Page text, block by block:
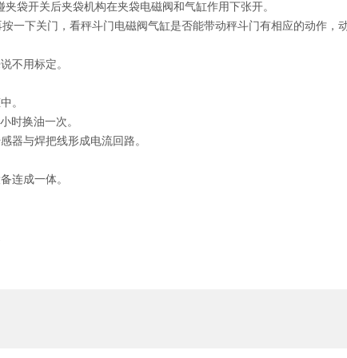
袋开关后夹袋机构在夹袋电磁阀和气缸作用下张开。
一下关门，看秤斗门电磁阀气缸是否能带动秤斗门有相应的动作，
不用标定。
。
时换油一次。
器与焊把线形成电流回路。
连成一体。